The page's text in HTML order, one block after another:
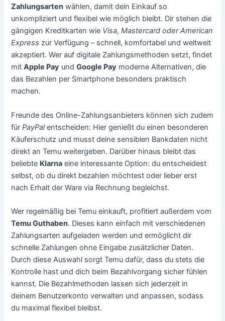
Zahlungsarten wählen, damit dein Einkauf so
unkompliziert und flexibel wie möglich bleibt. Dir stehen die
gängigen Kreditkarten wie Visa, Mastercard oder American
Express zur Verfügung – schnell, komfortabel und weltweit
akzeptiert. Wer auf digitale Zahlungsmethoden setzt, findet
mitApple Pay undGoogle Pay moderne Alternativen, die
das Bezahlen per Smartphone besonders praktisch
machen.
Freunde des Online-Zahlungsanbieters können sich zudem
fürPayPalentscheiden: Hier genießt du einen besonderen
Käuferschutz und musst deine sensiblen Bankdaten nicht
direkt an Temu weitergeben. Darüber hinaus bleibt das
beliebte Klarna eine interessante Option: du entscheidest
selbst, ob du direkt bezahlen möchtest oder lieber erst
nach Erhalt der Ware via Rechnung begleichst.
Wer regelmäßig bei Temu einkauft, profitiert außerdem vom
Temu Guthaben. Dieses kann einfach mit verschiedenen
Zahlungsarten aufgeladen werden und ermöglicht dir
schnelle Zahlungen ohne Eingabe zusätzlicher Daten.
Durch diese Auswahl sorgt Temu dafür, dass du stets die
Kontrolle hast und dich beim Bezahlvorgang sicher fühlen
kannst. Die Bezahlmethoden lassen sich jederzeit in
deinem Benutzerkonto verwalten und anpassen, sodass
du maximal flexibel bleibst.